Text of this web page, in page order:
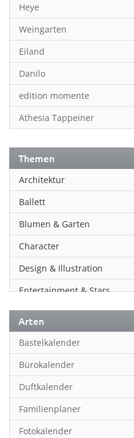
Heye
Weingarten
Eiland
Danilo
edition momente
Athesia Tappeiner
Themen
Architektur
Ballett
Blumen & Garten
Character
Design & Illustration
Entertainment & Stars
Erotik
Essen & Trinken
Familienplaner
Fantasy
Film
Fotokunst
Arten
Bastelkalender
Bürokalender
Duftkalender
Familienplaner
Fotokalender